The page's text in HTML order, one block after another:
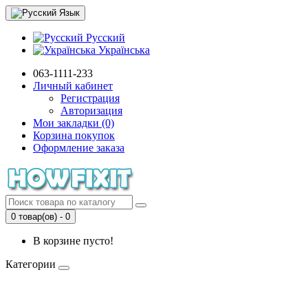
Язык
Русский
Українська
063-1111-233
Личный кабинет
Регистрация
Авторизация
Мои закладки (0)
Корзина покупок
Оформление заказа
0 товар(ов) - 0
В корзине пусто!
Категории